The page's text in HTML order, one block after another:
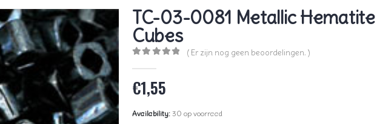
TC-03-0081 Metallic
Cubes
( Er zijn nog geen beoordelingen. )
€1,55
Availability: 30 op voorraad